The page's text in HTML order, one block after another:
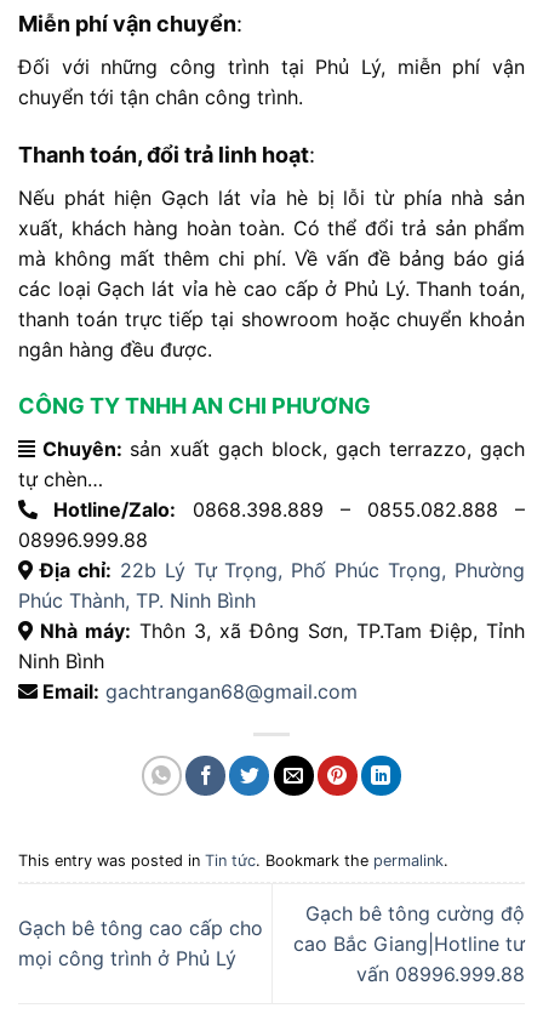
Miễn phí vận chuyển:
Đối với những công trình tại Phủ Lý, miễn phí vận
chuyển tới tận chân công trình.
Thanh toán, đổi trả linh hoạt:
Nếu phát hiện Gạch lát vỉa hè bị lỗi từ phía nhà sản
xuất, khách hàng hoàn toàn. Có thể đổi trả sản phẩm
mà không mất thêm chi phí. Về vấn đề bảng báo giá
các loại Gạch lát vỉa hè cao cấp ở Phủ Lý. Thanh toán,
thanh toán trực tiếp tại showroom hoặc chuyển khoản
ngân hàng đều được.
CÔNG TY TNHH AN CHI PHƯƠNG
Chuyên: sản xuất gạch block, gạch terrazzo, gạch
tự chèn…
Hotline/Zalo: 0868.398.889 – 0855.082.888 –
08996.999.88
Địa chỉ: 22b Lý Tự Trọng, Phố Phúc Trọng, Phường
Phúc Thành, TP. Ninh Bình
Nhà máy: Thôn 3, xã Đông Sơn, TP.Tam Điệp, Tỉnh
Ninh Bình
Email: gachtrangan68@gmail.com
This entry was posted in Tin tức. Bookmark the permalink.
Gạch bê tông cao cấp cho
mọi công trình ở Phủ Lý
Gạch bê tông cường độ
cao Bắc Giang|Hotline tư
vấn 08996.999.88